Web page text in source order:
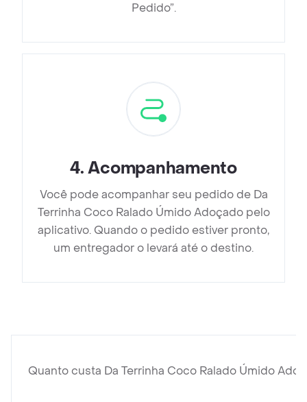
Pedido”.
4.Acompanhamento
Você pode acompanhar seu pedido de Da
Terrinha Coco Ralado Úmido Adoçado pelo
aplicativo. Quando o pedido estiver pronto,
um entregador o levará até o destino.
Quanto custa Da Terrinha Coco Ralado Úmido